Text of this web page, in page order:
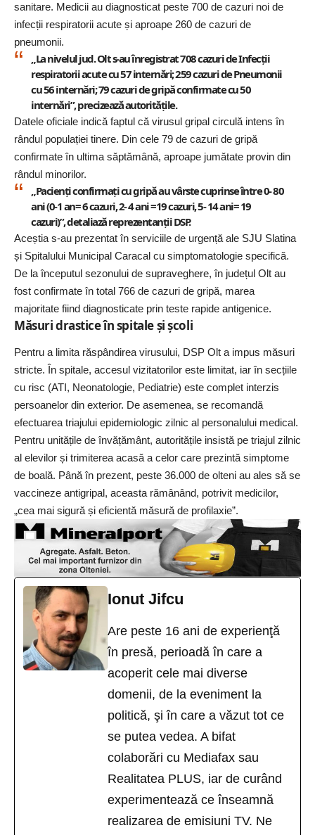
sanitare. Medicii au diagnosticat peste 700 de cazuri noi de
infecții respiratorii acute și aproape 260 de cazuri de
pneumonii.
„La nivelul jud. Olt s-au înregistrat 708 cazuri de Infecții
respiratorii acute cu 57 internări; 259 cazuri de Pneumonii
cu 56 internări; 79 cazuri de gripă confirmate cu 50
internări”, precizează autoritățile.
Datele oficiale indică faptul că virusul gripal circulă intens în
rândul populației tinere. Din cele 79 de cazuri de gripă
confirmate în ultima săptămână, aproape jumătate provin din
rândul minorilor.
„Pacienți confirmați cu gripă au vârste cuprinse între 0- 80
ani (0-1 an= 6 cazuri, 2- 4 ani =19 cazuri, 5- 14 ani= 19
cazuri)”, detaliază reprezentanții DSP.
Aceștia s-au prezentat în serviciile de urgență ale SJU Slatina
și Spitalului Municipal Caracal cu simptomatologie specifică.
De la începutul sezonului de supraveghere, în județul Olt au
fost confirmate în total 766 de cazuri de gripă, marea
majoritate fiind diagnosticate prin teste rapide antigenice.
Măsuri drastice în spitale și școli
Pentru a limita răspândirea virusului, DSP Olt a impus măsuri
stricte. În spitale, accesul vizitatorilor este limitat, iar în secțiile
cu risc (ATI, Neonatologie, Pediatrie) este complet interzis
persoanelor din exterior. De asemenea, se recomandă
efectuarea triajului epidemiologic zilnic al personalului medical.
Pentru unitățile de învățământ, autoritățile insistă pe triajul zilnic
al elevilor și trimiterea acasă a celor care prezintă simptome
de boală. Până în prezent, peste 36.000 de olteni au ales să se
vaccineze antigripal, aceasta rămânând, potrivit medicilor,
„cea mai sigură și eficientă măsură de profilaxie”.
Ionut Jifcu
Are peste 16 ani de experienţă
în presă, perioadă în care a
acoperit cele mai diverse
domenii, de la eveniment la
politică, şi în care a văzut tot ce
se putea vedea. A bifat
colaborări cu Mediafax sau
Realitatea PLUS, iar de curând
experimentează ce înseamnă
realizarea de emisiuni TV. Ne